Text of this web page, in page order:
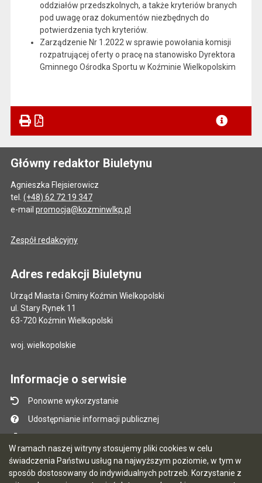
W ramach naszej witryny stosujemy pliki cookies w celu
świadczenia Państwu usług na najwyższym poziomie, w tym w
sposób dostosowany do indywidualnych potrzeb. Korzystanie z
oddziałów przedszkolnych, a także kryteriów branych
pod uwagę oraz dokumentów niezbędnych do
potwierdzenia tych kryteriów.
Zarządzenie Nr 1.2022 w sprawie powołania komisji
rozpatrującej oferty o pracę na stanowisko Dyrektora
Gminnego Ośrodka Sportu w Koźminie Wielkopolskim
Główny redaktor Biuletynu
Agnieszka Flejsierowicz
tel. (+48) 62 72 19 347
e-mail promocja@kozminwlkp.pl
Zespół redakcyjny
Adres redakcji Biuletynu
Urząd Miasta i Gminy Koźmin Wielkopolski
ul. Stary Rynek 11
63-720 Koźmin Wielkopolski
woj. wielkopolskie
Informacje o serwisie
Ponowne wykorzystanie
Udostępnianie informacji publicznej
Instrukcja obsługi
Statystyki oglądalności